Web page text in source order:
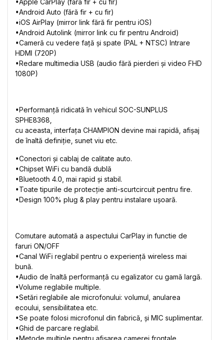
•Apple CarPlay (fără fir + cu fir)
•Android Auto (fără fir + cu fir)
•iOS AirPlay (mirror link fără fir pentru iOS)
•Android Autolink (mirror link cu fir pentru Android)
•Cameră cu vedere față și spate (PAL + NTSC) Intrare
HDMI (720P)
•Redare multimedia USB (audio fără pierderi și video FHD
1080P)
•Performanță ridicată în vehicul SOC-SUNPLUS
SPHE8368,
cu aceasta, interfața CHAMPION devine mai rapidă, afișaj
de înaltă definiție, sunet viu etc.
•Conectori și cablaj de calitate auto.
•Chipset WiFi cu bandă dublă
•Bluetooth 4.0, mai rapid și stabil.
•Toate tipurile de protecție anti-scurtcircuit pentru fire.
•Design 100% plug & play pentru instalare ușoară.
Comutare automată a aspectului CarPlay in functie de
faruri ON/OFF
•Canal WiFi reglabil pentru o experiență wireless mai
bună.
•Audio de înaltă performanță cu egalizator cu gamă largă.
•Volume reglabile multiple.
•Setări reglabile ale microfonului: volumul, anularea
ecoului, sensibilitatea etc.
•Se poate folosi microfonul din fabrică, și MIC suplimentar.
•Ghid de parcare reglabil.
•Metode multiple pentru afișarea camerei frontale.